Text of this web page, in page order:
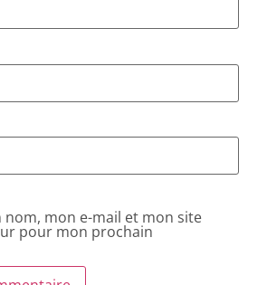
mon e-mail et mon site
pour mon prochain